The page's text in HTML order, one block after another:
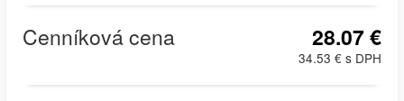
Cenníková cena 28.07 €
34.53 € s DPH